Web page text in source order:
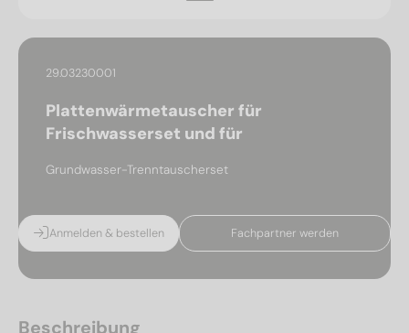
29.03230001
Plattenwärmetauscher für
Frischwasserset und für
Grundwasser-Trenntauscherset
Anmelden & bestellen Fachpartner werden
Beschreibung